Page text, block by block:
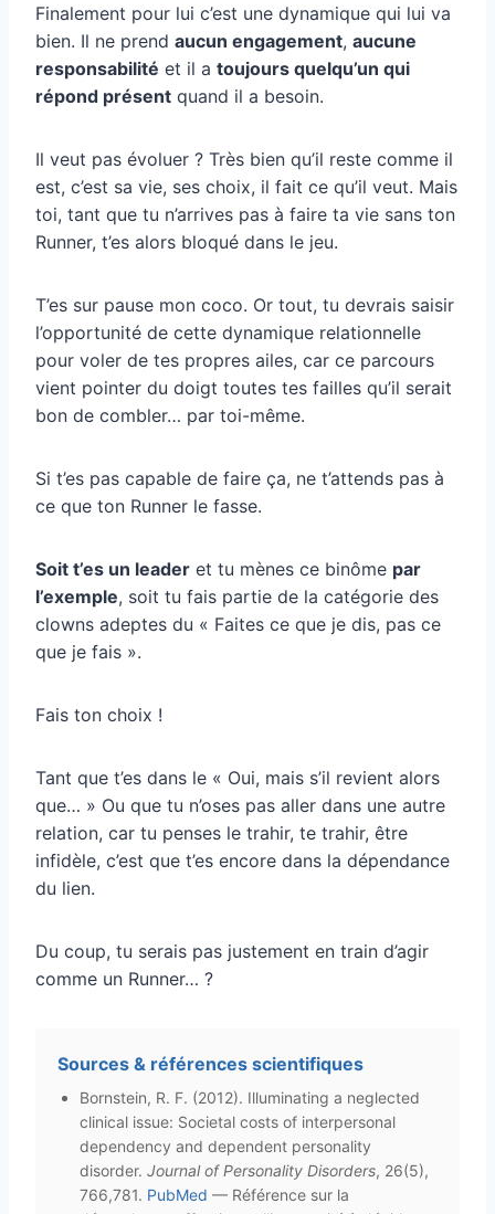
Finalement pour lui c’est une dynamique qui lui va
bien. Il ne prend aucun engagement, aucune
responsabilité et il a toujours quelqu’un qui
répond présent quand il a besoin.
Il veut pas évoluer ? Très bien qu’il reste comme il
est, c’est sa vie, ses choix, il fait ce qu’il veut. Mais
toi, tant que tu n’arrives pas à faire ta vie sans ton
Runner, t’es alors bloqué dans le jeu.
T’es sur pause mon coco. Or tout, tu devrais saisir
l’opportunité de cette dynamique relationnelle
pour voler de tes propres ailes, car ce parcours
vient pointer du doigt toutes tes failles qu’il serait
bon de combler… par toi-même.
Si t’es pas capable de faire ça, ne t’attends pas à
ce que ton Runner le fasse.
Soit t’es un leader et tu mènes ce binôme par
l’exemple, soit tu fais partie de la catégorie des
clowns adeptes du « Faites ce que je dis, pas ce
que je fais ».
Fais ton choix !
Tant que t’es dans le « Oui, mais s’il revient alors
que… » Ou que tu n’oses pas aller dans une autre
relation, car tu penses le trahir, te trahir, être
infidèle, c’est que t’es encore dans la dépendance
du lien.
Du coup, tu serais pas justement en train d’agir
comme un Runner… ?
Sources & références scientifiques
Bornstein, R. F. (2012). Illuminating a neglected
clinical issue: Societal costs of interpersonal
dependency and dependent personality
disorder. Journal of Personality Disorders, 26(5),
766,781. PubMed — Référence sur la